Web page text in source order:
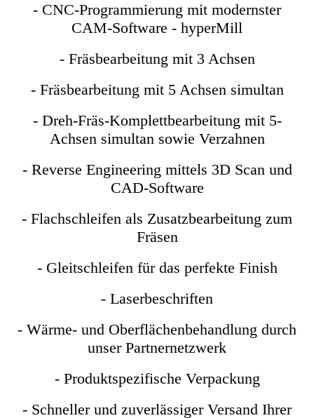
- CNC-Programmierung mit modernster
CAM-Software - hyperMill
- Fräsbearbeitung mit 3 Achsen
- Fräsbearbeitung mit 5 Achsen simultan
- Dreh-Fräs-Komplettbearbeitung mit 5-
Achsen simultan sowie Verzahnen
- Reverse Engineering mittels 3D Scan und
CAD-Software
- Flachschleifen als Zusatzbearbeitung zum
Fräsen
- Gleitschleifen für das perfekte Finish
- Laserbeschriften
- Wärme- und Oberflächenbehandlung durch
unser Partnernetzwerk
- Produktspezifische Verpackung
- Schneller und zuverlässiger Versand Ihrer